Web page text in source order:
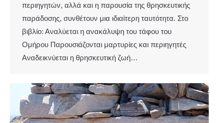
περιηγητών, αλλά και η παρουσία της θρησκευτικής
παράδοσης, συνθέτουν μια ιδιαίτερη ταυτότητα. Στο
βιβλίο: Αναλύεται η ανακάλυψη του τάφου του
Ομήρου Παρουσιάζονται μαρτυρίες και περιηγητές
Αναδεικνύεται η θρησκευτική ζωή…